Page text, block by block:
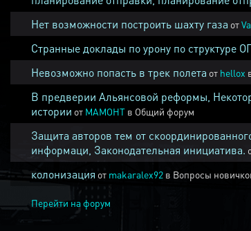
Нет возможности построить шахту газа от
Странные доклады по урону по структуре
Невозможно попасть в трек полета от hellox
В предверии Альянсовой реформы,
истории от MAMOHT в Общий форум
Защита авторов тем от
информаци, Законодательная инициатива.
колонизация от makaralex92 в Вопросы
Перейти на форум